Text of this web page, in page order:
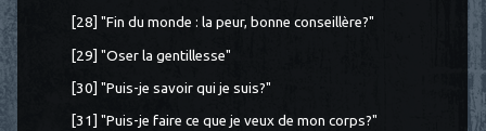
[28] "Fin du monde : la peur, bonne conseillère?"
[29] "Oser la gentillesse"
[30] "Puis-je savoir qui je suis?"
[31] "Puis-je faire ce que je veux de mon corps?"